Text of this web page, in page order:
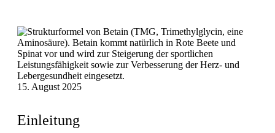
15. August 2025
Einleitung